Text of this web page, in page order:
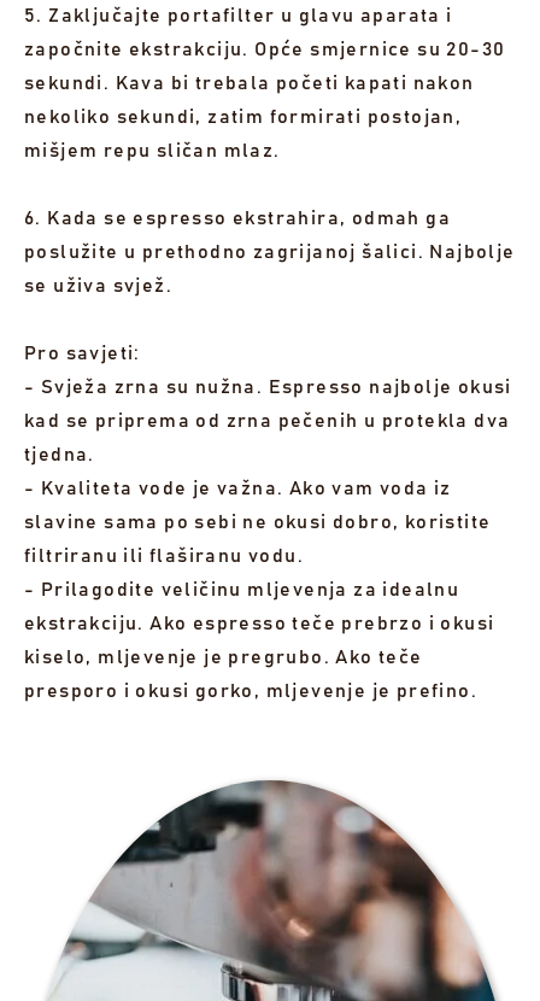
5. Zaključajte portafilter u glavu aparata i
započnite ekstrakciju. Opće smjernice su 20-30
sekundi. Kava bi trebala početi kapati nakon
nekoliko sekundi, zatim formirati postojan,
mišjem repu sličan mlaz.
6. Kada se espresso ekstrahira, odmah ga
poslužite u prethodno zagrijanoj šalici. Najbolje
se uživa svjež.
Pro savjeti:
- Svježa zrna su nužna. Espresso najbolje okusi
kad se priprema od zrna pečenih u protekla dva
tjedna.
- Kvaliteta vode je važna. Ako vam voda iz
slavine sama po sebi ne okusi dobro, koristite
filtriranu ili flaširanu vodu.
- Prilagodite veličinu mljevenja za idealnu
ekstrakciju. Ako espresso teče prebrzo i okusi
kiselo, mljevenje je pregrubo. Ako teče
presporo i okusi gorko, mljevenje je prefino.